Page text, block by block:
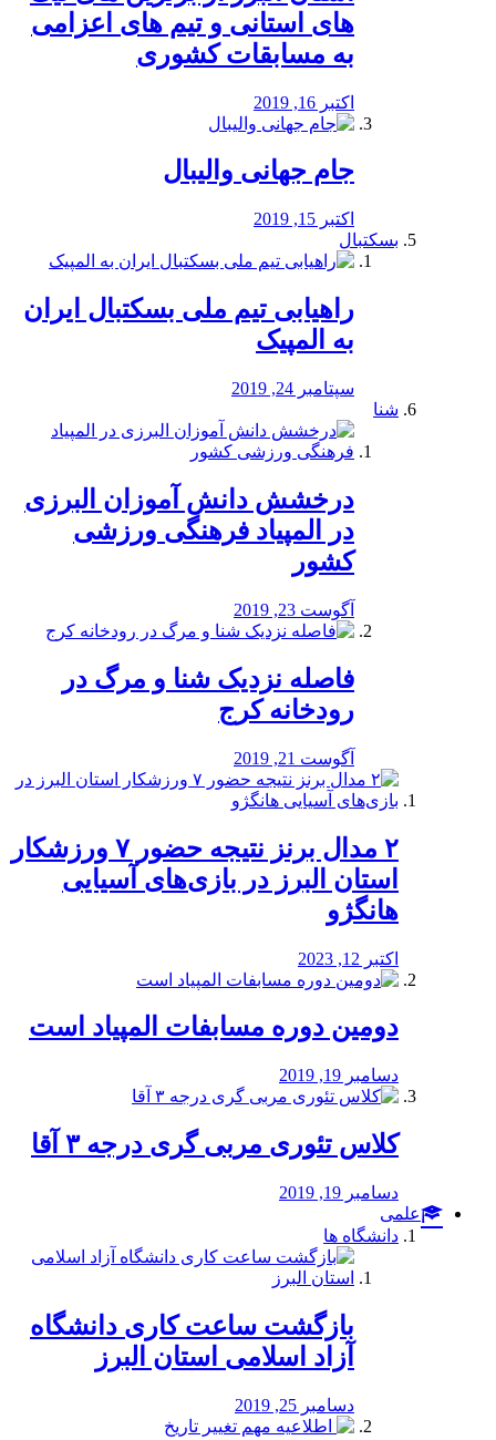
های استانی و تیم های اعزامی
به مسابقات کشوری
اکتبر 16, 2019
جام جهانی والیبال
اکتبر 15, 2019
بسکتبال
راهیابی تیم ملی بسکتبال ایران
به المپیک
سپتامبر 24, 2019
شنا
درخشش دانش آموزان البرزی
در المپیاد فرهنگی ورزشی
کشور
آگوست 23, 2019
️فاصله نزدیک شنا و مرگ در
رودخانه کرج
آگوست 21, 2019
۲ مدال برنز نتیجه حضور ۷ ورزشکار
استان البرز در بازی‌های آسیایی
هانگژو
اکتبر 12, 2023
دومین دوره مسابفات المپیاد است
دسامبر 19, 2019
کلاس تئوری مربی گری درجه ۳ آقا
دسامبر 19, 2019
علمی
دانشگاه ها
بازگشت ساعت کاری دانشگاه
آزاد اسلامی استان البرز
دسامبر 25, 2019